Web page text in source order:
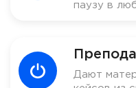
паузу в
Дают